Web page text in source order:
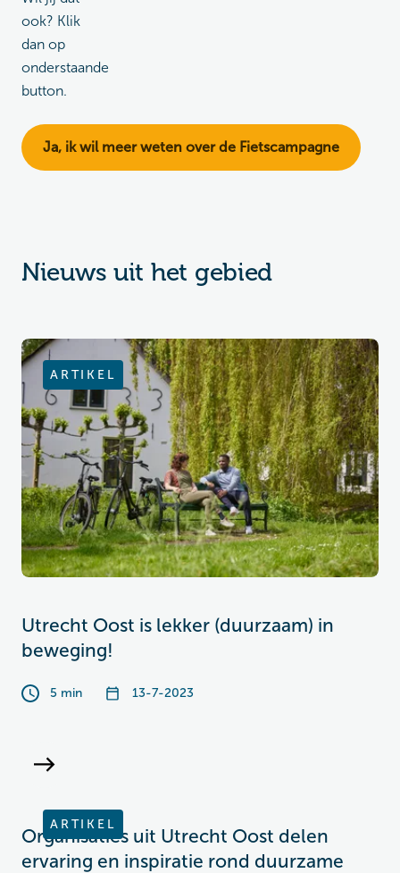
ook? Klik
dan op
onderstaande
button.
Ja, ik wil meer weten over de Fietscampagne
Nieuws uit het gebied
ARTIKEL
Utrecht Oost is lekker (duurzaam) in
beweging!
5 min 13-7-2023
ARTIKEL
Organisaties uit Utrecht Oost delen
ervaring en inspiratie rond duurzame